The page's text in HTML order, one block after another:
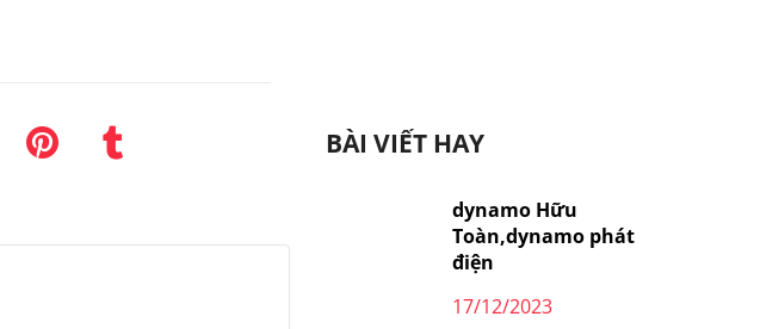
BÀI VIẾT HAY
dynamo Hữu
Toàn,dynamo phát
điện
17/12/2023